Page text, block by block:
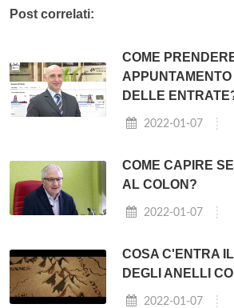
Post correlati:
COME
DELLE
2022-01-07
COME CAPIRE
AL COLON?
2022-01-07
COSA C'ENTRA
DEGLI ANELLI
2022-01-07